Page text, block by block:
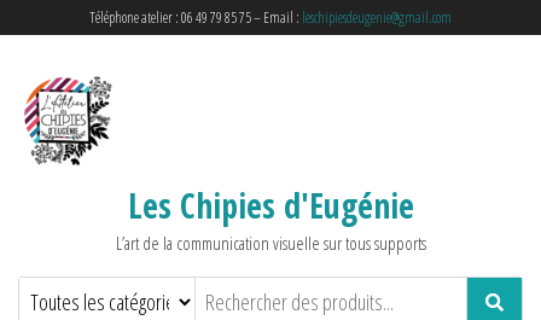
Téléphone atelier : 06 49 79 85 75 – Email : leschipiesdeugenie@gmail.com
Les Chipies d'Eugénie
L’art de la communication visuelle sur tous supports